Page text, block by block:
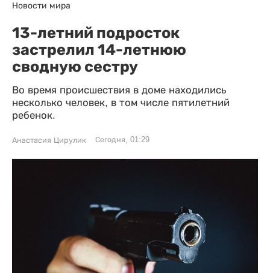
Новости мира
13-летний подросток
застрелил 14-летнюю
сводную сестру
Во время происшествия в доме находились
несколько человек, в том числе пятилетний
ребенок.
Анастасия Цирулик Сегодня, 01:29